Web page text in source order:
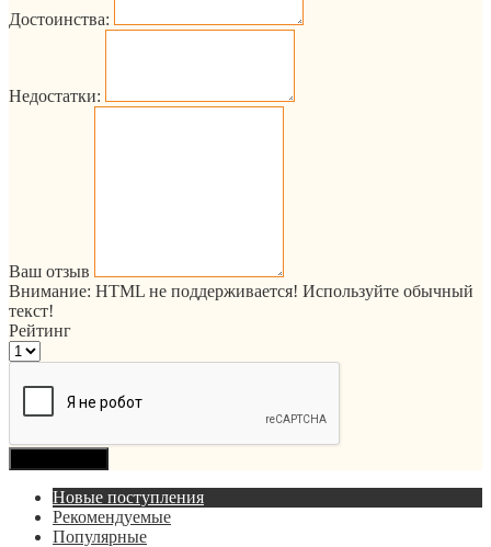
Достоинства:
Недостатки:
Ваш отзыв
Внимание: HTML не поддерживается! Используйте обычный
текст!
Рейтинг
Новые поступления
Рекомендуемые
Популярные